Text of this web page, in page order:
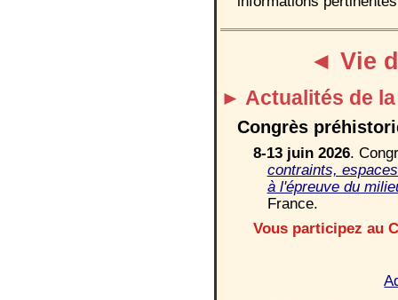
◄ Vie
► Actualités de
Congrès
8-13 juin 2026.
contraints,
à l'épreuve du
France.
Vous participez au